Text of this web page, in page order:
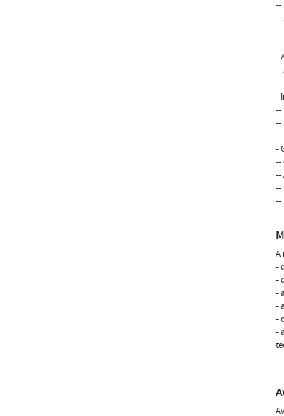
--
--
--
-
--
-
--
--
-
--
--
--
--
A
-
-
-
-
-
-